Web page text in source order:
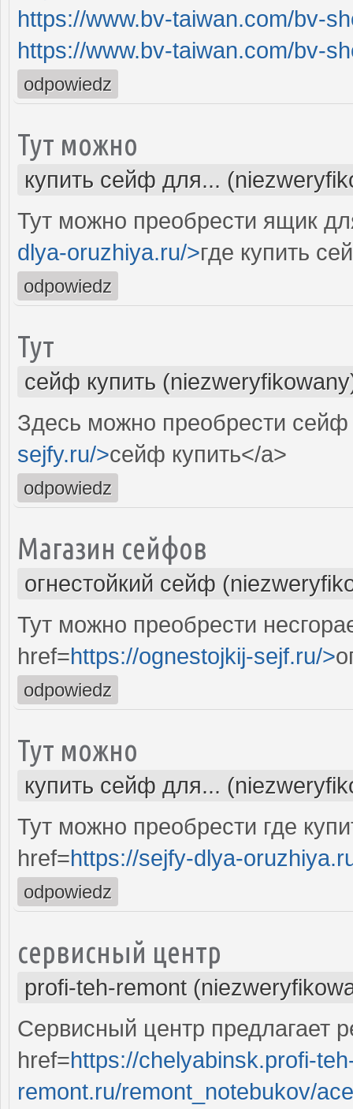
https://www.bv-taiwan.com/bv-
https://www.bv-taiwan.com/bv-
odpowiedz
Тут можно
купить сейф для...
Тут можно преобрести ящик
dlya-oruzhiya.ru/>где купить
odpowiedz
Тут
сейф купить
Здесь можно преобрести
sejfy.ru/>сейф купить</a>
odpowiedz
Магазин сейфов
огнестойкий сейф
Тут можно преобрести
href=https://ognestojkij-sejf.ru/>
odpowiedz
Тут можно
купить сейф для...
Тут можно преобрести где
href=https://sejfy-dlya-
odpowiedz
сервисный центр
profi-teh-remont
Сервисный центр предлагает
href=https://chelyabinsk.profi-
remont.ru/remont_notebukov/